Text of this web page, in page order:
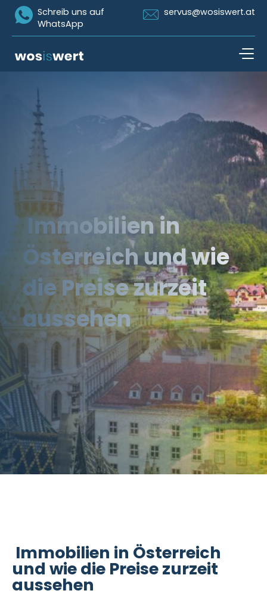
Icon Whatsapp
Schreib uns auf
WhatsApp
Icon Email
servus@wosiswert.at
Immobilien in
Österreich und wie
die Preise zurzeit
aussehen
Immobilien in Österreich
und wie die Preise zurzeit
aussehen